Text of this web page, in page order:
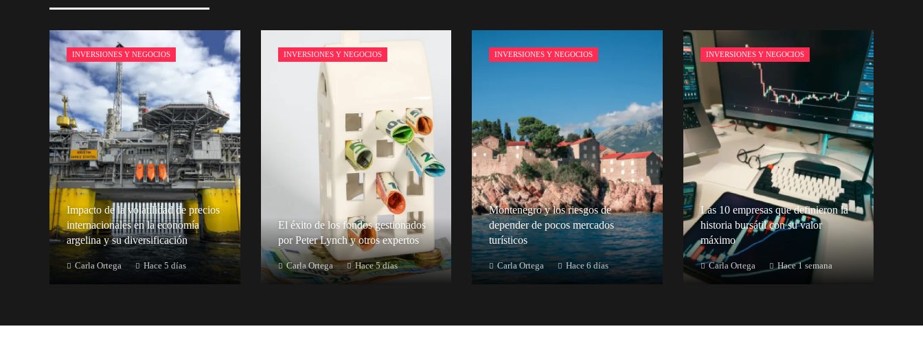
INVERSIONES Y NEGOCIOS
Impacto de la volatilidad de precios
internacionales en la economía
argelina y su diversificación
Carla Ortega Hace 5 días
INVERSIONES Y NEGOCIOS
El éxito de los fondos gestionados
por Peter Lynch y otros expertos
Carla Ortega Hace 5 días
INVERSIONES Y NEGOCIOS
Montenegro y los riesgos de
depender de pocos mercados
turísticos
Carla Ortega Hace 6 días
INVERSIONES Y NEGOCIOS
Las 10 empresas que definieron la
historia bursátil con su valor
máximo
Carla Ortega Hace 1 semana